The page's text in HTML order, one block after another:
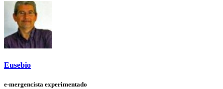
Eusebio
e-mergencista experimentado